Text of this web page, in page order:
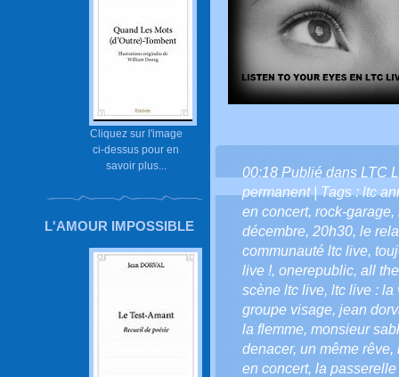
Cliquez sur l'image
ci-dessus pour en
savoir plus...
L'AMOUR IMPOSSIBLE
00:18 Publié dans LTC
permanent| Tags :ltc
en concert, rock-garage,
décembre, 20h30, le
communauté ltc live,
live !, onerepublic, all
scène ltc live, ltc live : la
groupe visage, jean
la flemme, monsieur
denacer, un même rêve,
en concert, la